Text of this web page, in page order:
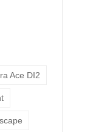
Ace DI2